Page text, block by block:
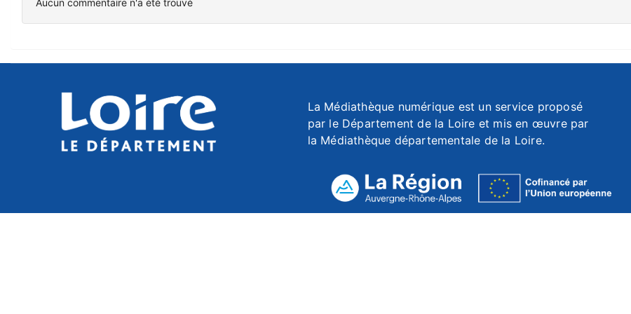
La Médiathèque numérique est un service proposé
par le Département de la Loire et mis en œuvre par
la Médiathèque départementale de la Loire.